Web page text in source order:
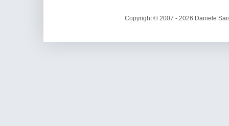
Copyright © 2007 - 2026 Daniele